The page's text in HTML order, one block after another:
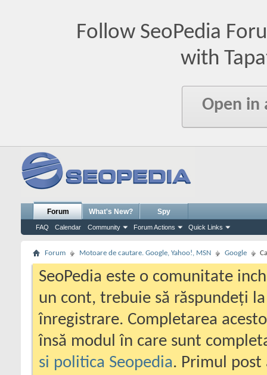
Follow SeoPedia
with
Open in
Forum
FAQ Calendar Community Forum Actions Quick Links
What's New? Spy
Forum Motoare de cautare. Google, Yahoo!, MSN Google
SeoPedia este o comunitate
un cont, trebuie să răspundeți
înregistrare. Completarea
însă modul în care sunt
si politica Seopedia. Primul